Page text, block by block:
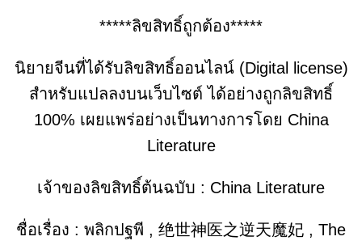
*****ลิขสิทธิ์ถูกต้อง*****
นิยายจีนที่ได้รับลิขสิทธิ์ออนไลน์ (Digital license)
สำหรับแปลลงบนเว็บไซต์ ได้อย่างถูกลิขสิทธิ์
100% เผยแพร่อย่างเป็นทางการโดย China
Literature
เจ้าของลิขสิทธิ์ต้นฉบับ : China Literature
ชื่อเรื่อง : พลิกปฐพี , 绝世神医之逆天魔妃 , The